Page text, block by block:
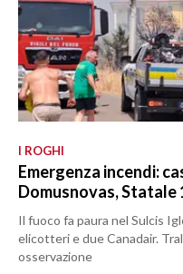
I ROGHI
Emergenza incendi:
Domusnovas, Statale
Il fuoco fa paura nel Sulcis
elicotteri e due Canadair.
osservazione